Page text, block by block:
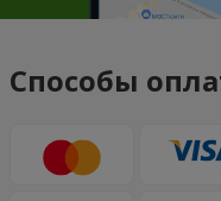
Способы